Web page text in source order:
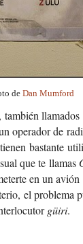
de Dan Mumford
también
operador de
bastante
que te llamas
en un
el problema
güiri.